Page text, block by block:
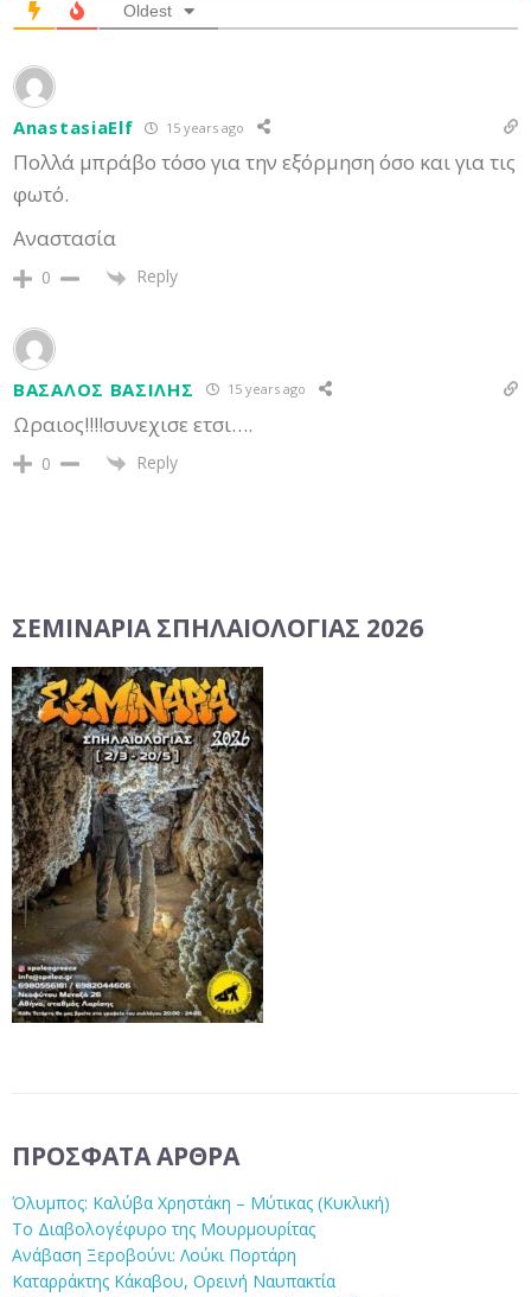
Oldest
AnastasiaElf 15 years ago
Πολλά μπράβο τόσο για την εξόρμηση όσο και για τις
φωτό.
Αναστασία
0 Reply
ΒΑΣΑΛΟΣ ΒΑΣΙΛΗΣ 15 years ago
Ωραιος!!!!συνεχισε ετσι….
0 Reply
ΣΕΜΙΝΆΡΙΑ ΣΠΗΛΑΙΟΛΟΓΊΑΣ 2026
ΠΡΌΣΦΑΤΑ ΆΡΘΡΑ
Όλυμπος: Καλύβα Χρηστάκη – Μύτικας (Κυκλική)
Το Διαβολογέφυρο της Μουρμουρίτας
Ανάβαση Ξεροβούνι: Λούκι Πορτάρη
Καταρράκτης Κάκαβου, Ορεινή Ναυπακτία